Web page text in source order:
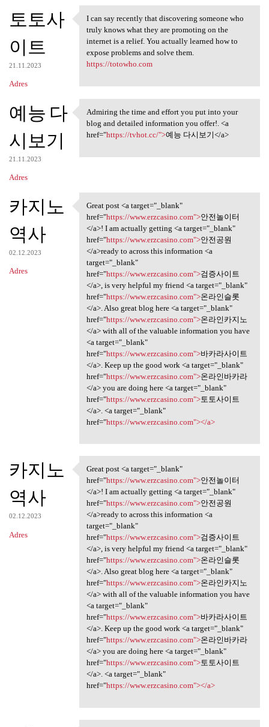
토토사
이트
21.11.2023
Adres
I can say recently that
I can say recently that discovering someone who
truly knows what they are promoting on the
internet is a relief. You actually learned how to
expose problems and solve them.
https://totowho.com
예능 다
시보기
21.11.2023
Adres
Admiring the time and effort
Admiring the time and effort you put into your
blog and detailed information you offer!. <a
href="https://tvhot.cc/">예능 다시보기</a>
카지노
역사
02.12.2023
Adres
Great post <a target="_blank"
Great post <a target="_blank"
href="https://www.erzcasino.com">안전놀이터
</a>! I am actually getting <a target="_blank"
href="https://www.erzcasino.com">안전공원
</a>ready to across this information <a
target="_blank"
href="https://www.erzcasino.com">검증사이트
</a>, is very helpful my friend <a target="_blank"
href="https://www.erzcasino.com">온라인슬롯
</a>. Also great blog here <a target="_blank"
href="https://www.erzcasino.com">온라인카지노
</a> with all of the valuable information you have
<a target="_blank"
href="https://www.erzcasino.com">바카라사이트
</a>. Keep up the good work <a target="_blank"
href="https://www.erzcasino.com">온라인바카라
</a> you are doing here <a target="_blank"
href="https://www.erzcasino.com">토토사이트
</a>. <a target="_blank"
href="https://www.erzcasino.com"></a>
카지노
역사
02.12.2023
Adres
Great post <a target="_blank"
Great post <a target="_blank"
href="https://www.erzcasino.com">안전놀이터
</a>! I am actually getting <a target="_blank"
href="https://www.erzcasino.com">안전공원
</a>ready to across this information <a
target="_blank"
href="https://www.erzcasino.com">검증사이트
</a>, is very helpful my friend <a target="_blank"
href="https://www.erzcasino.com">온라인슬롯
</a>. Also great blog here <a target="_blank"
href="https://www.erzcasino.com">온라인카지노
</a> with all of the valuable information you have
<a target="_blank"
href="https://www.erzcasino.com">바카라사이트
</a>. Keep up the good work <a target="_blank"
href="https://www.erzcasino.com">온라인바카라
</a> you are doing here <a target="_blank"
href="https://www.erzcasino.com">토토사이트
</a>. <a target="_blank"
href="https://www.erzcasino.com"></a>